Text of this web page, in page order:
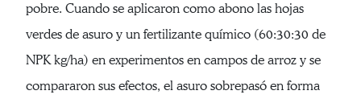
pobre. Cuando se aplicaron como abono las hojas
verdes de asuro y un fertilizante químico (60:30:30 de
NPK kg/ha) en experimentos en campos de arroz y se
compararon sus efectos, el asuro sobrepasó en forma